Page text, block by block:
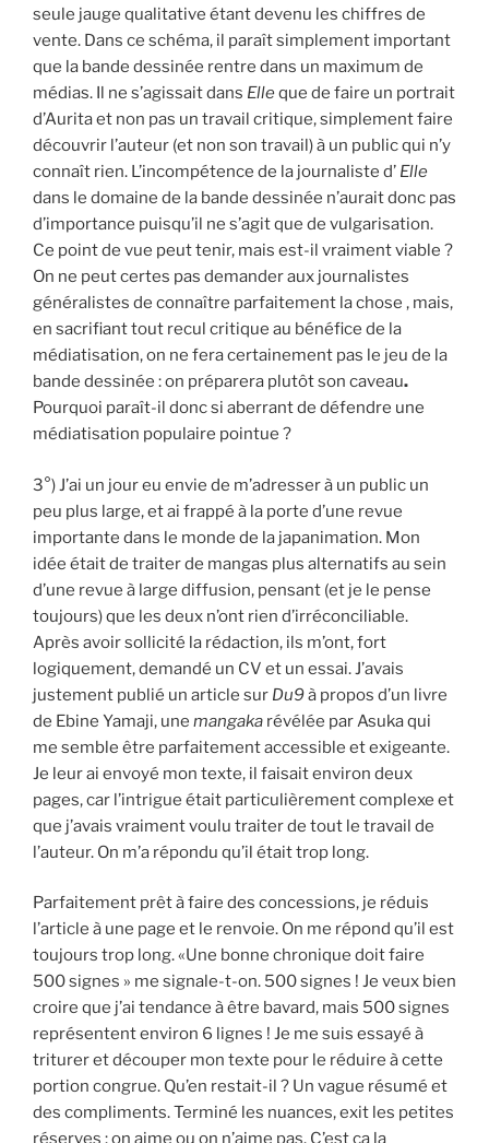
seule jauge qualitative étant devenu les chiffres de
vente. Dans ce schéma, il paraît simplement important
que la bande dessinée rentre dans un maximum de
médias. Il ne s’agissait dans Elleque de faire un portrait
d’Aurita et non pas un travail critique, simplement faire
découvrir l’auteur (et non son travail) à un public qui n’y
connaît rien. L’incompétence de la journaliste d’ Elle
dans le domaine de la bande dessinée n’aurait donc pas
d’importance puisqu’il ne s’agit que de vulgarisation.
Ce point de vue peut tenir, mais est-il vraiment viable ?
On ne peut certes pas demander aux journalistes
généralistes de connaître parfaitement la chose , mais,
en sacrifiant tout recul critique au bénéfice de la
médiatisation, on ne fera certainement pas le jeu de la
bande dessinée : on préparera plutôt son caveau.
Pourquoi paraît-il donc si aberrant de défendre une
médiatisation populaire pointue ?
3°) J’ai un jour eu envie de m’adresser à un public un
peu plus large, et ai frappé à la porte d’une revue
importante dans le monde de la japanimation. Mon
idée était de traiter de mangas plus alternatifs au sein
d’une revue à large diffusion, pensant (et je le pense
toujours) que les deux n’ont rien d’irréconciliable.
Après avoir sollicité la rédaction, ils m’ont, fort
logiquement, demandé un CV et un essai. J’avais
justement publié un article sur Du9à propos d’un livre
de Ebine Yamaji, une mangaka révélée par Asuka qui
me semble être parfaitement accessible et exigeante.
Je leur ai envoyé mon texte, il faisait environ deux
pages, car l’intrigue était particulièrement complexe et
que j’avais vraiment voulu traiter de tout le travail de
l’auteur. On m’a répondu qu’il était trop long.
Parfaitement prêt à faire des concessions, je réduis
l’article à une page et le renvoie. On me répond qu’il est
toujours trop long. «Une bonne chronique doit faire
500 signes » me signale-t-on. 500 signes ! Je veux bien
croire que j’ai tendance à être bavard, mais 500 signes
représentent environ 6 lignes ! Je me suis essayé à
triturer et découper mon texte pour le réduire à cette
portion congrue. Qu’en restait-il ? Un vague résumé et
des compliments. Terminé les nuances, exit les petites
réserves : on aime ou on n’aime pas. C’est ça la